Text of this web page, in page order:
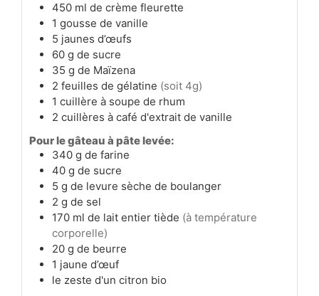
450 ml de crème fleurette
1 gousse de vanille
5 jaunes d’œufs
60 g de sucre
35 g de Maïzena
2 feuilles de gélatine (soit 4g)
1 cuillère à soupe de rhum
2 cuillères à café d'extrait de vanille
Pour le gâteau à pâte levée:
340 g de farine
40 g de sucre
5 g de levure sèche de boulanger
2 g de sel
170 ml de lait entier tiède (à température
corporelle)
20 g de beurre
1 jaune d’œuf
le zeste d'un citron bio